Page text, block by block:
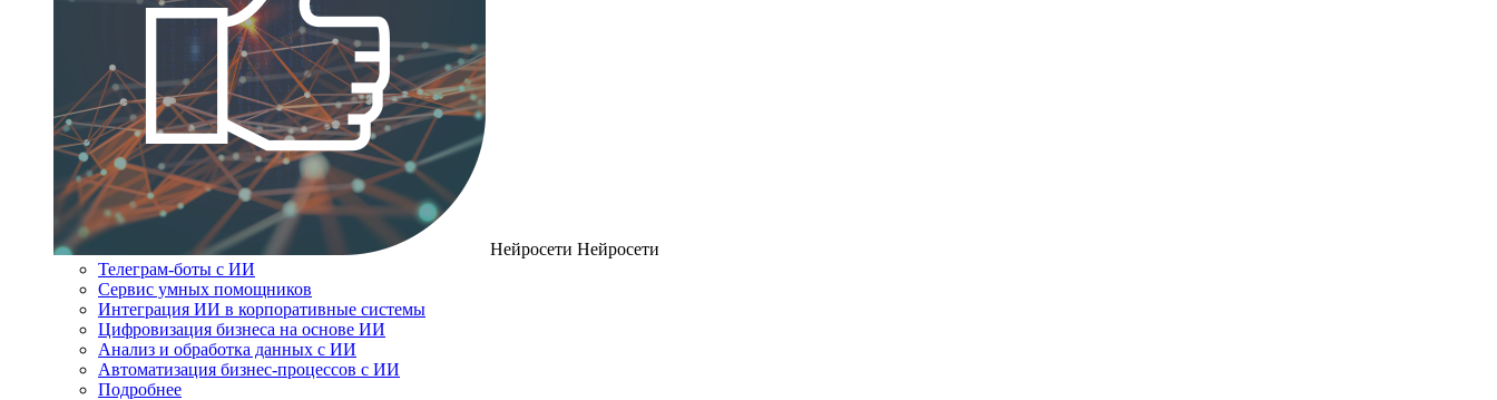
Нейросети Нейросети
Телеграм-боты с ИИ
Сервис умных помощников
Интеграция ИИ в корпоративные системы
Цифровизация бизнеса на основе ИИ
Анализ и обработка данных с ИИ
Автоматизация бизнес-процессов с ИИ
Подробнее